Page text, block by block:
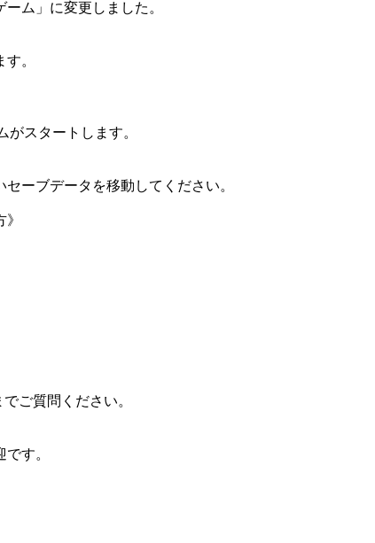
ム」に変更しました。
。
がスタートします。
ーブデータを移動してください。
ご質問ください。
す。